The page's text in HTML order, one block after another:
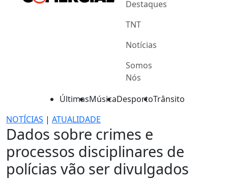
Destaques
TNT
Notícias
Somos
Nós
ÚltimasMúsicaDesportoTrânsito
NOTÍCIAS | ATUALIDADE
Dados sobre crimes e
processos disciplinares de
polícias vão ser divulgados